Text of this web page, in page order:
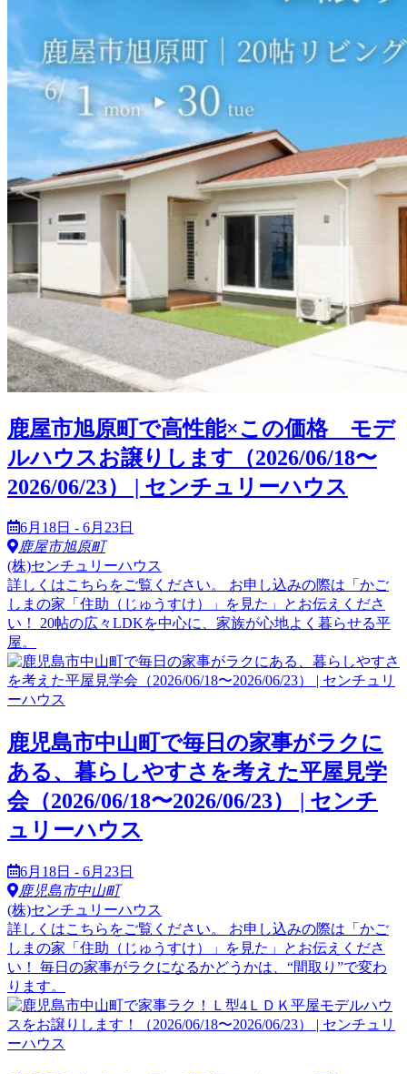
鹿屋市旭原町で高性能×この価格 モデ
ルハウスお譲りします（2026/06/18〜
2026/06/23） | センチュリーハウス
6月18日 - 6月23日
鹿屋市旭原町
(株)センチュリーハウス
詳しくはこちらをご覧ください。 お申し込みの際は「かご
しまの家「住助（じゅうすけ）」を見た」とお伝えくださ
い！ 20帖の広々LDKを中心に、家族が心地よく暮らせる平
屋。
鹿児島市中山町で毎日の家事がラクに
ある、暮らしやすさを考えた平屋見学
会（2026/06/18〜2026/06/23） | センチ
ュリーハウス
6月18日 - 6月23日
鹿児島市中山町
(株)センチュリーハウス
詳しくはこちらをご覧ください。 お申し込みの際は「かご
しまの家「住助（じゅうすけ）」を見た」とお伝えくださ
い！ 毎日の家事がラクになるかどうかは、“間取り”で変わ
ります。